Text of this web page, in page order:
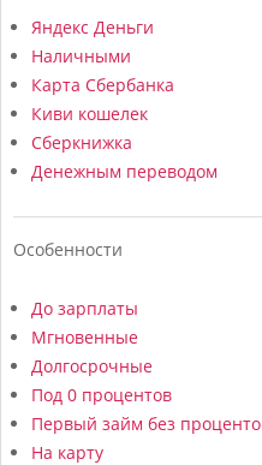
Яндекс Деньги
Наличными
Карта Сбербанка
Киви кошелек
Сберкнижка
Денежным переводом
Особенности
До зарплаты
Мгновенные
Долгосрочные
Под 0 процентов
Первый займ без
На карту